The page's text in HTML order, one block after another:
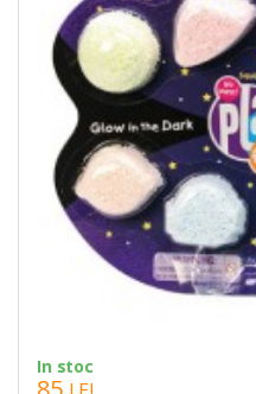
In stoc